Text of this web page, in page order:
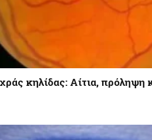
κηλίδας: Aίτια, πρόληψη